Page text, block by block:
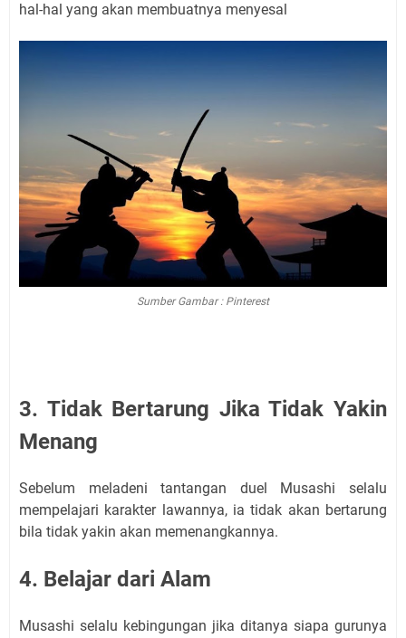
hal-hal yang akan membuatnya menyesal
Sumber Gambar : Pinterest
3. Tidak Bertarung Jika Tidak Yakin
Menang
Sebelum meladeni tantangan duel Musashi selalu
mempelajari karakter lawannya, ia tidak akan bertarung
bila tidak yakin akan memenangkannya.
4. Belajar dari Alam
Musashi selalu kebingungan jika ditanya siapa gurunya